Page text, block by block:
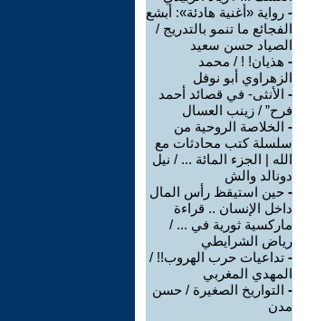
- رواية «أغنية هادئة»: أبشع
الفجائع ما تنمو بالتدريج /
الصياد حسن سعيد
- هذيان! ! / محمد
الزهراوي أبو نوفل
- الأنثى- في قصائد أحمد
فرح” / زينب العسال
- الخلاصة الروحية من
سلسلة كتب محادثات مع
الله | الجزء المائة ... / نيل
دونالد والش
- حين استيقظ رأس المال
داخل الإنسان .. قراءة
ماركسية ثورية في ... /
رياض الشرايطي
- تداعيات حرب الهروب!! /
المهدي المغربي
- التواريخ الصغيرة / حسن
مدن